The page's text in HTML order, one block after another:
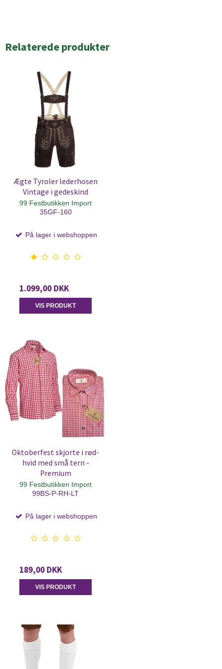
Relaterede produkter
Ægte Tyroler lederhosen
Vintage i gedeskind
99 Festbutikken Import
35GF-160
På lager i webshoppen
1.099,00 DKK
VIS PRODUKT
Oktoberfest skjorte i rød-
hvid med små tern -
Premium
99 Festbutikken Import
99BS-P-RH-LT
På lager i webshoppen
189,00 DKK
VIS PRODUKT